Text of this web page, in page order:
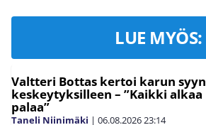
LUE MYÖS:
Valtteri Bottas kertoi karun syyn
keskeytyksilleen – ”Kaikki alkaa
palaa”
Taneli Niinimäki | 06.08.202623:14